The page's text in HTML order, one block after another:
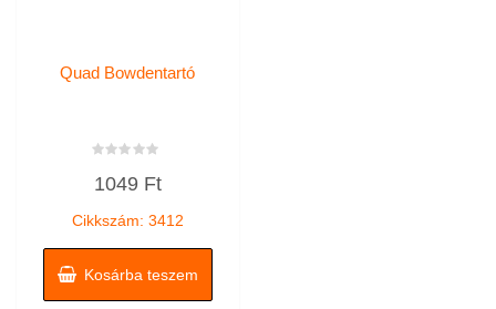
Quad Bowdentartó
01049 Ft
Cikkszám: 3412
Kosárba teszem